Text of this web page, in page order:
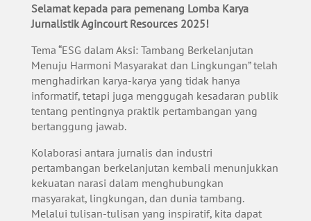
Selamat kepada para pemenang Lomba Karya
Jurnalistik Agincourt Resources 2025!
Tema “ESG dalam Aksi: Tambang Berkelanjutan
Menuju Harmoni Masyarakat dan Lingkungan” telah
menghadirkan karya-karya yang tidak hanya
informatif, tetapi juga menggugah kesadaran publik
tentang pentingnya praktik pertambangan yang
bertanggung jawab.
Kolaborasi antara jurnalis dan industri
pertambangan berkelanjutan kembali menunjukkan
kekuatan narasi dalam menghubungkan
masyarakat, lingkungan, dan dunia tambang.
Melalui tulisan-tulisan yang inspiratif, kita dapat